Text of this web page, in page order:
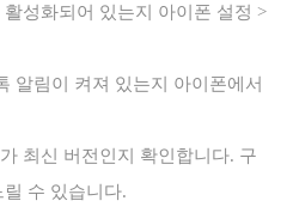
성화되어 있는지 아이폰 설정 >
알림이 켜져 있는지 아이폰에서
최신 버전인지 확인합니다. 구
수 있습니다.